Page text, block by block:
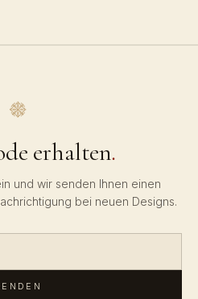
erhalten.
und wir senden Ihnen einen
bei neuen Designs.